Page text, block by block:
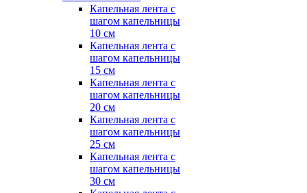
Капельная лента с
шагом капельницы
10 см
Капельная лента с
шагом капельницы
15 см
Капельная лента с
шагом капельницы
20 см
Капельная лента с
шагом капельницы
25 см
Капельная лента с
шагом капельницы
30 см